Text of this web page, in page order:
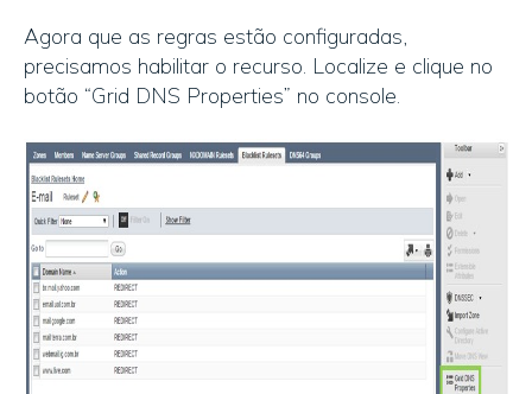
Agora que as regras estão configuradas,
precisamos habilitar o recurso. Localize e clique no
botão “Grid DNS Properties” no console.